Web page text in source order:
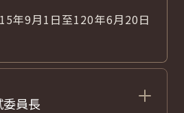
年9月1日至120年6月20日
員長